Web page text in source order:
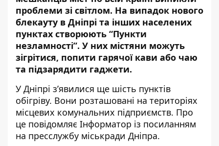
проблеми зі світлом. На випадок нового
блекауту в Дніпрі та інших населених
пунктах створюють “Пункти
незламності”. У них містяни можуть
зігрітися, попити гарячої кави або чаю
та підзарядити гаджети.
У Дніпрі з’явилися ще шість пунктів
обігріву. Вони розташовані на територіях
місцевих комунальних підприємств. Про
це повідомляє Інформатор із посиланням
на пресслужбу міськради Дніпра.